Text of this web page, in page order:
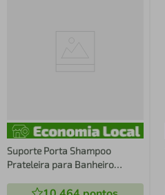
Suporte Porta Shampoo
Prateleira para Banheiro